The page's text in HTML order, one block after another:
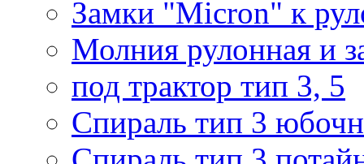
Замки "Micron" к
Молния рулонная и
под трактор тип 3, 5
Спираль тип 3